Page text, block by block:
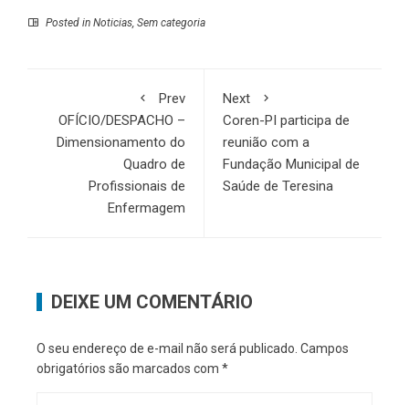
Posted in Noticias, Sem categoria
Prev
OFÍCIO/DESPACHO –
Dimensionamento do
Quadro de
Profissionais de
Enfermagem
Next
Coren-PI participa de
reunião com a
Fundação Municipal de
Saúde de Teresina
DEIXE UM COMENTÁRIO
O seu endereço de e-mail não será publicado. Campos
obrigatórios são marcados com *